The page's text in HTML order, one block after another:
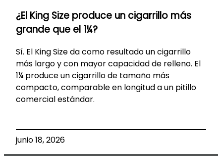
¿El King Size produce un cigarrillo más
grande que el 1¼?
Sí. El King Size da como resultado un cigarrillo
más largo y con mayor capacidad de relleno. El
1¼ produce un cigarrillo de tamaño más
compacto, comparable en longitud a un pitillo
comercial estándar.
junio 18, 2026